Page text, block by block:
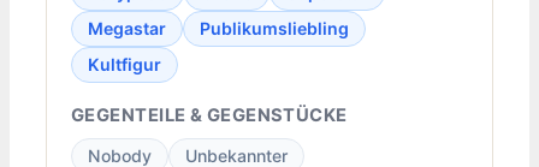
Megastar
Publikumsliebling
Kultfigur
GEGENTEILE & GEGENSTÜCKE
Nobody
Unbekannter